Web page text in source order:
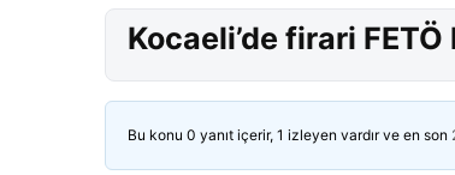
Kocaeli’de firari
Bu konu 0 yanıt içerir, 1 izleyen vardır ve en son